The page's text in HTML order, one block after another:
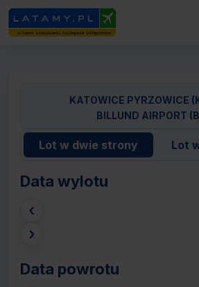
KATOWICE PYRZOWICE
BILLUND AIRPORT
Lot w dwie strony Lot
Data wylotu
‹
›
Data powrotu